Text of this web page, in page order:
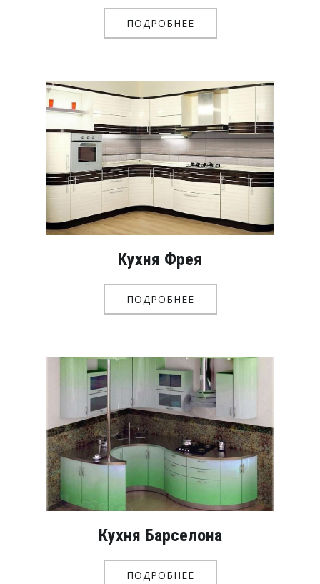
ПОДРОБНЕЕ
Кухня Фрея
ПОДРОБНЕЕ
Кухня Барселона
ПОДРОБНЕЕ